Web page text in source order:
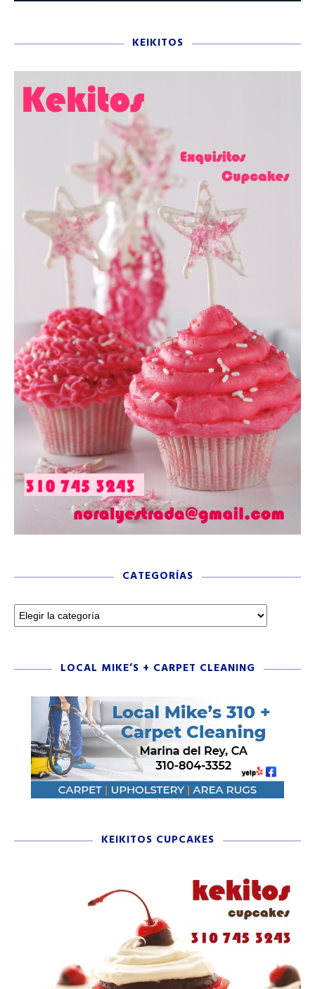
KEIKITOS
CATEGORÍAS
LOCAL MIKE’S + CARPET CLEANING
KEIKITOS CUPCAKES